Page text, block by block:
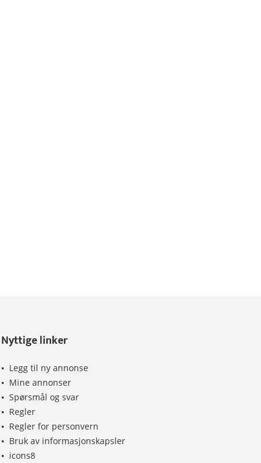
Nyttige linker
Legg til ny annonse
Mine annonser
Spørsmål og svar
Regler
Regler for personvern
Bruk av informasjonskapsler
icons8